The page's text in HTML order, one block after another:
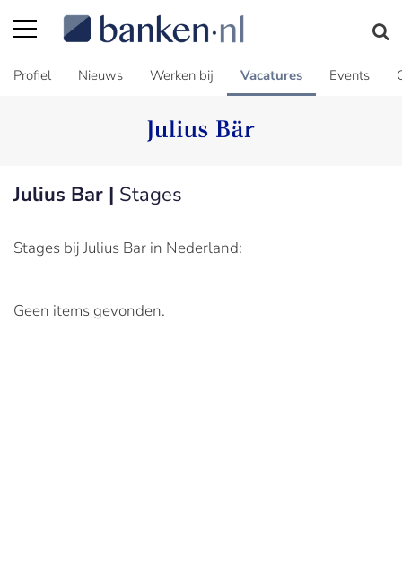
Profiel Nieuws Werken bij Vacatures Events
Julius Bar | Stages
Stages bij Julius Bar in Nederland:
Geen items gevonden.